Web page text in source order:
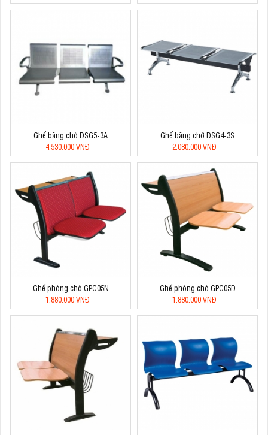
Ghế băng chờ DSG5-3A
4.530.000 VNĐ
Ghế băng chờ DSG4-3S
2.080.000 VNĐ
Ghế phòng chờ GPC05N
1.880.000 VNĐ
Ghế phòng chờ GPC05D
1.880.000 VNĐ